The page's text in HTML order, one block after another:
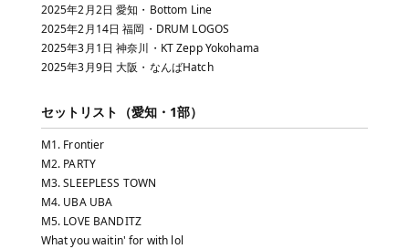
2025年2月2日 愛知・Bottom Line
2025年2月14日 福岡・DRUM LOGOS
2025年3月1日 神奈川・KT Zepp Yokohama
2025年3月9日 大阪・なんばHatch
セットリスト（愛知・1部）
M1. Frontier
M2. PARTY
M3. SLEEPLESS TOWN
M4. UBA UBA
M5. LOVE BANDITZ
What you waitin' for with lol